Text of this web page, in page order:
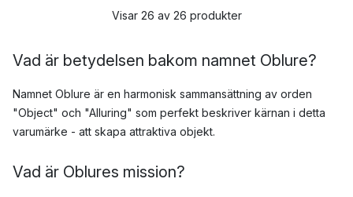
Visar 26 av 26 produkter
Vad är betydelsen bakom namnet Oblure?
Namnet Oblure är en harmonisk sammansättning av orden
"Object" och "Alluring" som perfekt beskriver kärnan i detta
varumärke - att skapa attraktiva objekt.
Vad är Oblures mission?